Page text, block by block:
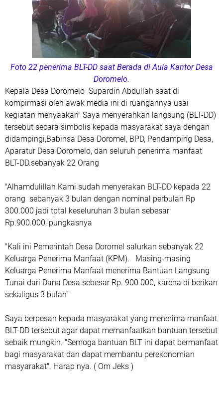
Foto 22 penerima BLT-DD saat Berada di Aula Kantor Desa
Doromelo.
Kepala Desa Doromelo Supardin Abdullah saat di
kompirmasi oleh awak media ini di ruangannya usai
kegiatan menyaakan" Saya menyerahkan langsung (BLT-DD)
tersebut secara simbolis kepada masyarakat saya dengan
didampingi,Babinsa Desa Doromel, BPD, Pendamping Desa,
Aparatur Desa Doromelo, dan seluruh penerima manfaat
BLT-DD.sebanyak 22 Orang
"Alhamdulillah Kami sudah menyerakan BLT-DD kepada 22
orang sebanyak 3 bulan dengan nominal perbulan Rp
300.000 jadi tptal keseluruhan 3 bulan sebesar
Rp.900.000,"pungkasnya
"Kali ini Pemerintah Desa Doromel salurkan sebanyak 22
Keluarga Penerima Manfaat (KPM). Masing-masing
Keluarga Penerima Manfaat menerima Bantuan Langsung
Tunai dari Dana Desa sebesar Rp. 900.000, karena di berikan
sekaligus 3 bulan"
Saya berpesan kepada masyarakat yang menerima manfaat
BLT-DD tersebut agar dapat memanfaatkan bantuan tersebut
sebaik mungkin. "Semoga bantuan BLT ini dapat bermanfaat
bagi masyarakat dan dapat membantu perekonomian
masyarakat". Harap nya. ( Om Jeks )